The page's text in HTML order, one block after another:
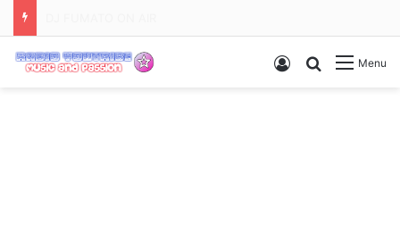
Menu
Ricerca
Accedi